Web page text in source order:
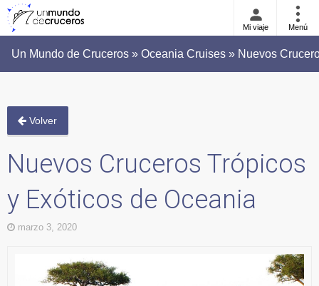
Mi viaje Menú
Un Mundo de Cruceros » Oceania Cruises » Nuevos
Volver
Nuevos Cruceros Trópicos
y Exóticos de Oceania
marzo 3, 2020